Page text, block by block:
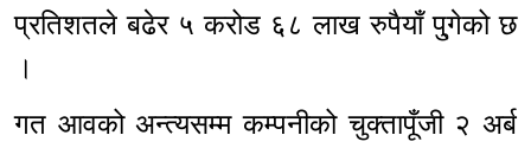
प्रतिशतले बढेर ५ करोड ६८ लाख रुपैयाँ पु्गेको छ
।
गत आवको अन्त्यसम्म कम्पनीको चुक्तापूँजी २ अर्ब